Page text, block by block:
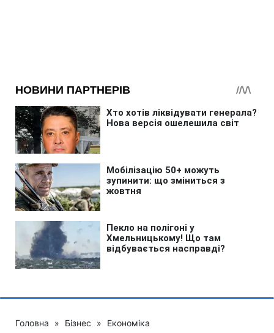
Головна » Бізнес » Економіка